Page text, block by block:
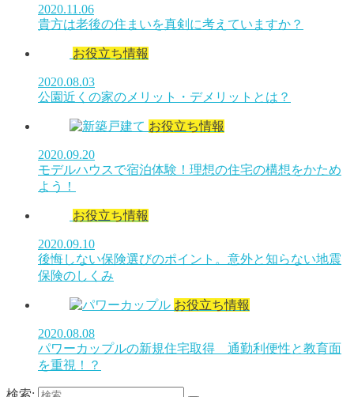
2020.11.06
貴方は老後の住まいを真剣に考えていますか？
お役立ち情報
2020.08.03
公園近くの家のメリット・デメリットとは？
お役立ち情報
2020.09.20
モデルハウスで宿泊体験！理想の住宅の構想をかため
よう！
お役立ち情報
2020.09.10
後悔しない保険選びのポイント。意外と知らない地震
保険のしくみ
お役立ち情報
2020.08.08
パワーカップルの新規住宅取得 通勤利便性と教育面
を重視！？
検索: